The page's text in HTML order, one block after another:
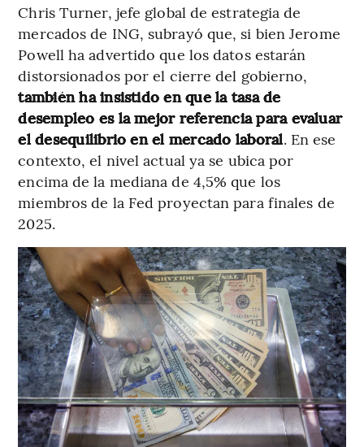
Chris Turner, jefe global de estrategia de
mercados de ING, subrayó que, si bien Jerome
Powell ha advertido que los datos estarán
distorsionados por el cierre del gobierno,
también ha insistido en que la tasa de
desempleo es la mejor referencia para evaluar
el desequilibrio en el mercado laboral. En ese
contexto, el nivel actual ya se ubica por
encima de la mediana de 4,5% que los
miembros de la Fed proyectan para finales de
2025.